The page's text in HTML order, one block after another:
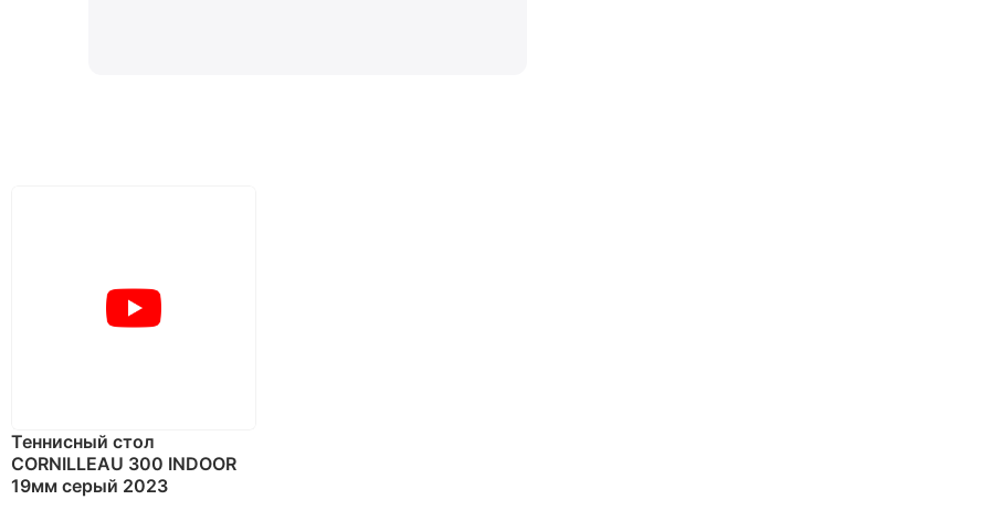
Теннисный стол
CORNILLEAU 300 INDOOR
19мм серый 2023